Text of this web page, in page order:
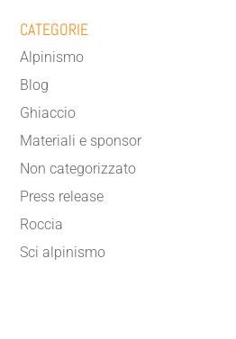
CATEGORIE
Alpinismo
Blog
Ghiaccio
Materiali e sponsor
Non categorizzato
Press release
Roccia
Sci alpinismo